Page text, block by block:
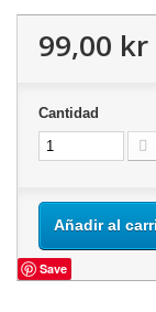
99,00 kr
Cantidad
Añadir al
Save